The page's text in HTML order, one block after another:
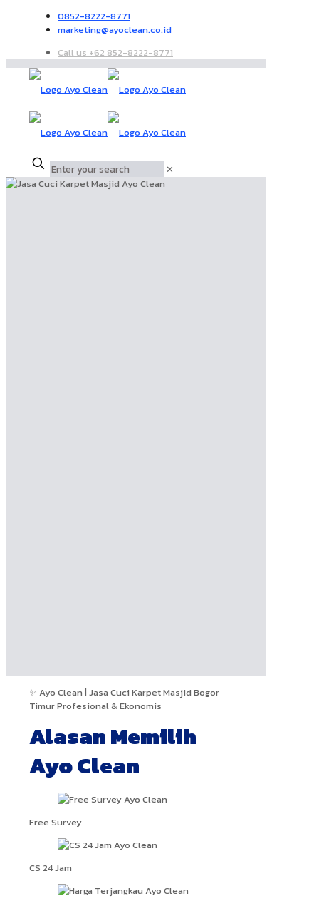
0852-8222-8771
marketing@ayoclean.co.id
Call us +62 852-8222-8771
✕
✨ Ayo Clean | Jasa Cuci Karpet Masjid Bogor
Timur Profesional & Ekonomis
Alasan Memilih
Ayo Clean
Free Survey
CS 24 Jam